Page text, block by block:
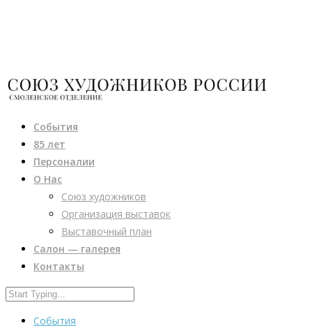
События
85 лет
Персоналии
О Нас
Союз художников
Организация выставок
Выставочный план
Салон — галерея
Контакты
События